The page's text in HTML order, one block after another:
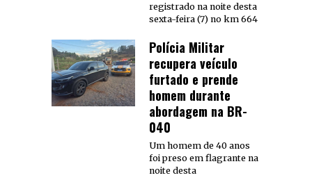
registrado na noite desta
sexta-feira (7) no km 664
Polícia Militar
recupera veículo
furtado e prende
homem durante
abordagem na BR-
040
Um homem de 40 anos
foi preso em flagrante na
noite desta